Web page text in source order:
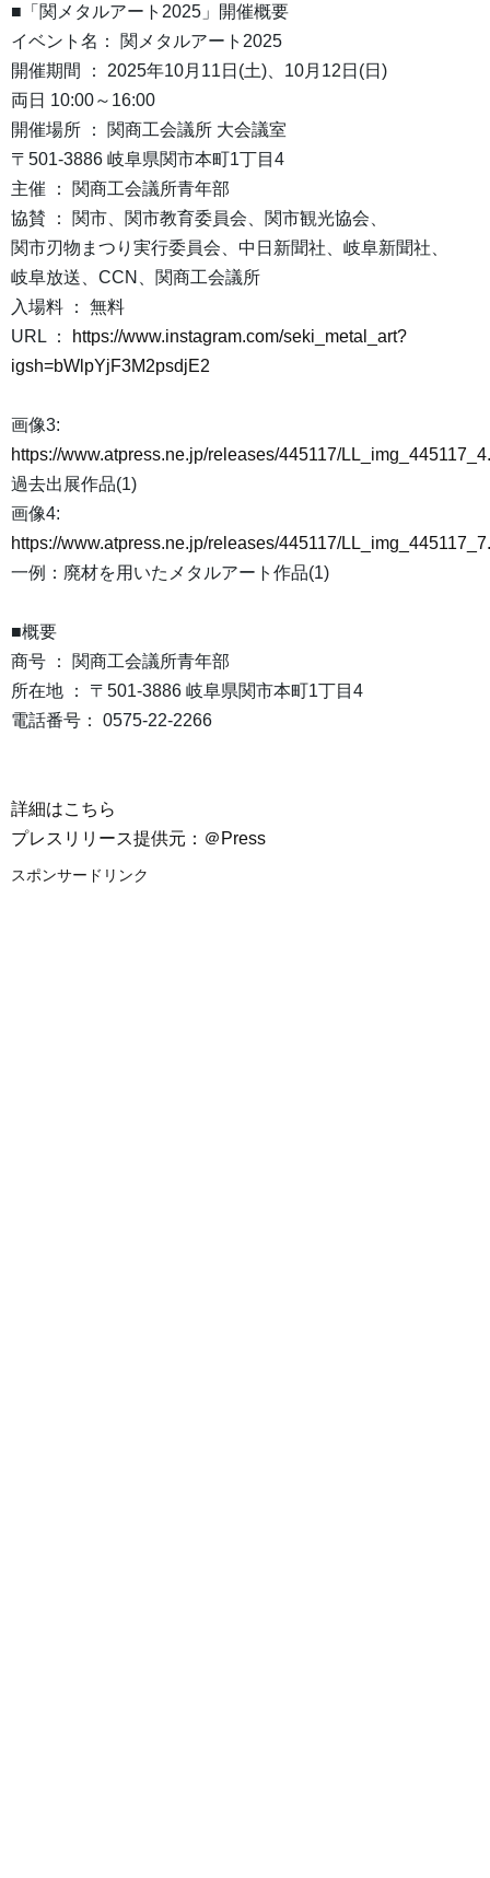
■「関メタルアート2025」開催概要
イベント名： 関メタルアート2025
開催期間 ： 2025年10月11日(土)、10月12日(日)
両日 10:00～16:00
開催場所 ： 関商工会議所 大会議室
〒501-3886 岐阜県関市本町1丁目4
主催 ： 関商工会議所青年部
協賛 ： 関市、関市教育委員会、関市観光協会、
関市刃物まつり実行委員会、中日新聞社、岐阜新聞社、
岐阜放送、CCN、関商工会議所
入場料 ： 無料
URL ：
https://www.instagram.com/seki_metal_art?
igsh=bWlpYjF3M2psdjE2
画像3:
https://www.atpress.ne.jp/releases/445117/
過去出展作品(1)
画像4:
https://www.atpress.ne.jp/releases/445117/
一例：廃材を用いたメタルアート作品(1)
■概要
商号 ： 関商工会議所青年部
所在地 ： 〒501-3886 岐阜県関市本町1丁目4
電話番号： 0575-22-2266
詳細はこちら
プレスリリース提供元：＠Press
スポンサードリンク